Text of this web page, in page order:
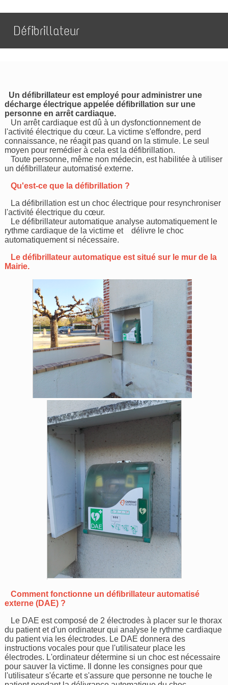
Défibrillateur
Un défibrillateur est employé pour administrer une
décharge électrique appelée défibrillation sur une
personne en arrêt cardiaque.
Un arrêt cardiaque est dû à un dysfonctionnement de
l'activité électrique du cœur. La victime s'effondre, perd
connaissance, ne réagit pas quand on la stimule. Le seul
moyen pour remédier à cela est la défibrillation.
Toute personne, même non médecin, est habilitée à utiliser
un défibrillateur automatisé externe.
Qu'est-ce que la défibrillation ?
La défibrillation est un choc électrique pour resynchroniser
l'activité électrique du cœur.
Le défibrillateur automatique analyse automatiquement le
rythme cardiaque de la victime et délivre le choc
automatiquement si nécessaire.
Le défibrillateur automatique est situé sur le mur de la
Mairie.
Comment fonctionne un défibrillateur automatisé
externe (DAE) ?
Le DAE est composé de 2 électrodes à placer sur le thorax
du patient et d'un ordinateur qui analyse le rythme cardiaque
du patient via les électrodes. Le DAE donnera des
instructions vocales pour que l'utilisateur place les
électrodes. L'ordinateur détermine si un choc est nécessaire
pour sauver la victime. Il donne les consignes pour que
l'utilisateur s'écarte et s'assure que personne ne touche le